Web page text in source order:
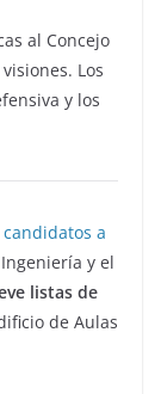
al Concejo
Los
y los
a
y el
listas de
de Aulas